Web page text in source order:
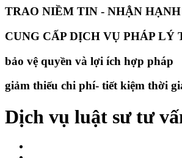
TRAO NIỀM TIN - NHẬN HẠNH
CUNG CẤP DỊCH VỤ PHÁP LÝ
bảo vệ quyền và lợi ích hợp pháp
giảm thiếu chi phí- tiết kiệm thời
Dịch vụ luật sư tư